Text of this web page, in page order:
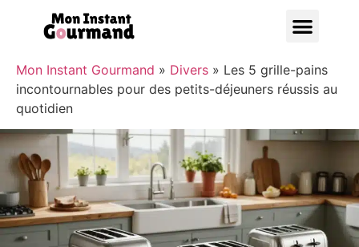
Mon Instant Gourmand » Divers » Les 5 grille-pains
incontournables pour des petits-déjeuners réussis au
quotidien